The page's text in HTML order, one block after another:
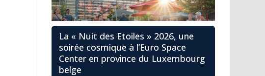
La « Nuit des Etoiles » 2026, une
soirée cosmique à l’Euro Space
Center en province du Luxembourg
belge